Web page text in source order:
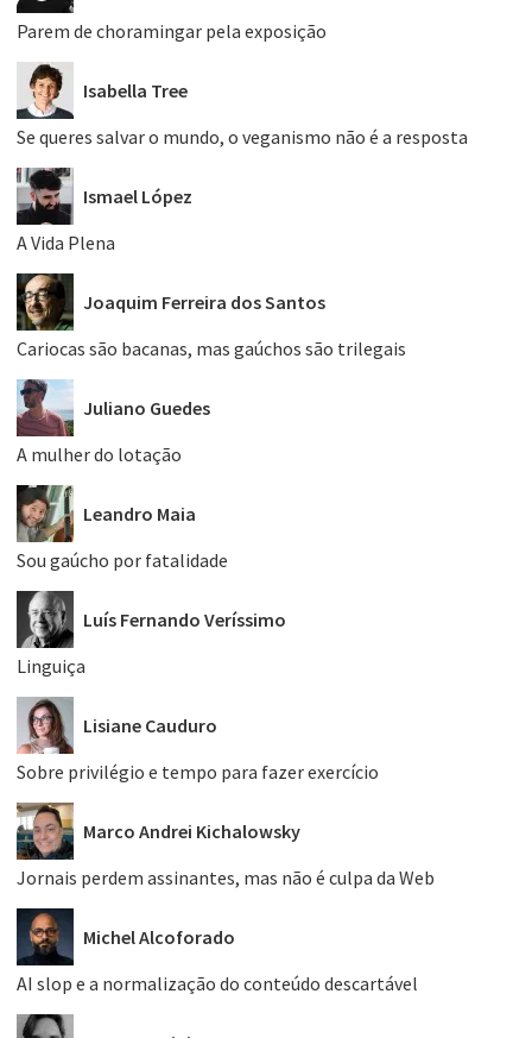
Parem de choramingar pela exposição
Isabella Tree
Se queres salvar o mundo, o veganismo não é a resposta
Ismael López
A Vida Plena
Joaquim Ferreira dos Santos
Cariocas são bacanas, mas gaúchos são trilegais
Juliano Guedes
A mulher do lotação
Leandro Maia
Sou gaúcho por fatalidade
Luís Fernando Veríssimo
Linguiça
Lisiane Cauduro
Sobre privilégio e tempo para fazer exercício
Marco Andrei Kichalowsky
Jornais perdem assinantes, mas não é culpa da Web
Michel Alcoforado
AI slop e a normalização do conteúdo descartável